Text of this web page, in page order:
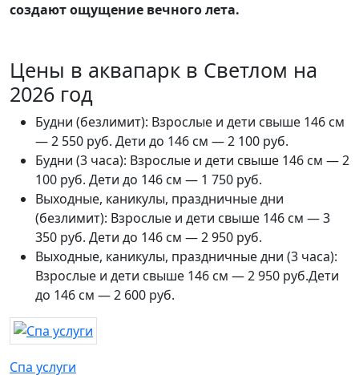
создают ощущение вечного лета.
Цены в аквапарк в Светлом на
2026 год
Будни (безлимит): Взрослые и дети свыше 146 см
— 2 550 руб. Дети до 146 см — 2 100 руб.
Будни (3 часа): Взрослые и дети свыше 146 см — 2
100 руб. Дети до 146 см — 1 750 руб.
Выходные, каникулы, праздничные дни
(безлимит): Взрослые и дети свыше 146 см — 3
350 руб. Дети до 146 см — 2 950 руб.
Выходные, каникулы, праздничные дни (3 часа):
Взрослые и дети свыше 146 см — 2 950 руб.Дети
до 146 см — 2 600 руб.
Спа услуги